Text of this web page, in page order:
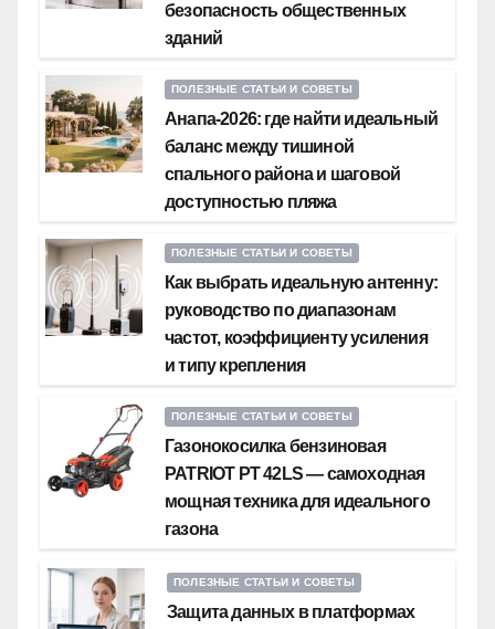
безопасность общественных
зданий
ПОЛЕЗНЫЕ СТАТЬИ И СОВЕТЫ
Анапа-2026: где найти идеальный
баланс между тишиной
спального района и шаговой
доступностью пляжа
ПОЛЕЗНЫЕ СТАТЬИ И СОВЕТЫ
Как выбрать идеальную антенну:
руководство по диапазонам
частот, коэффициенту усиления
и типу крепления
ПОЛЕЗНЫЕ СТАТЬИ И СОВЕТЫ
Газонокосилка бензиновая
PATRIOT PT 42LS — самоходная
мощная техника для идеального
газона
ПОЛЕЗНЫЕ СТАТЬИ И СОВЕТЫ
Защита данных в платформах